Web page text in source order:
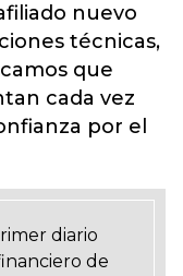
nuevo
técnicas,
que
cada vez
por el
diario
de